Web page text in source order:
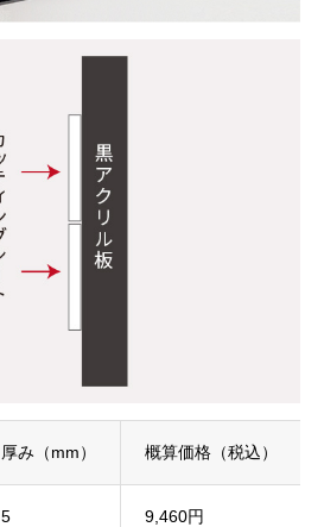
厚み（mm） 概算価格（税込）
5 9,460円